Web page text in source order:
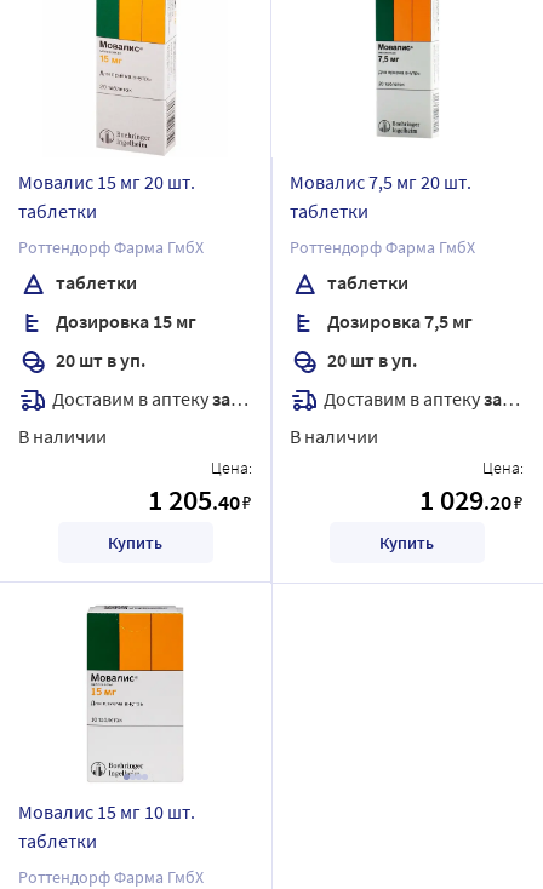
Мовалис 15 мг 20 шт.
таблетки
Роттендорф Фарма ГмбХ
таблетки
Дозировка 15 мг
20 шт в уп.
Доставим в аптекузавтра
В наличии
Цена:
1 205.40₽
Купить
Мовалис 7,5 мг 20 шт.
таблетки
Роттендорф Фарма ГмбХ
таблетки
Дозировка 7,5 мг
20 шт в уп.
Доставим в аптекузавтра
В наличии
Цена:
1 029.20₽
Купить
Мовалис 15 мг 10 шт.
таблетки
Роттендорф Фарма ГмбХ